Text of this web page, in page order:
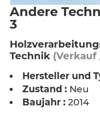
Andere
3
Technik
Hersteller und
Zustand : Neu
Baujahr : 2014